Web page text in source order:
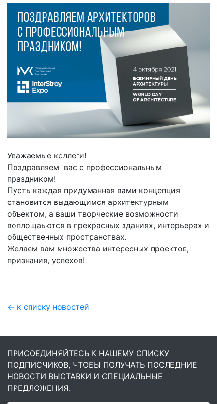
Уважаемые коллеги!
Поздравляем вас с профессиональным
праздником!
Пусть каждая придуманная вами концепция
становится выдающимся архитектурным
объектом, а ваши творческие возможности
воплощаьются в прекрасных зданиях, интерьерах и
общественных пространствах.
Желаем вам множества интересных проектов,
признания, успехов!
← к списку новостей
ПРИСОЕДИНЯЙТЕСЬ К НАШЕМУ СПИСКУ
ПОДПИСЧИКОВ, ЧТОБЫ ПОЛУЧАТЬ ПОСЛЕДНИЕ
НОВОСТИ ВЫСТАВКИ И СПЕЦИАЛЬНЫЕ
ПРЕДЛОЖЕНИЯ.